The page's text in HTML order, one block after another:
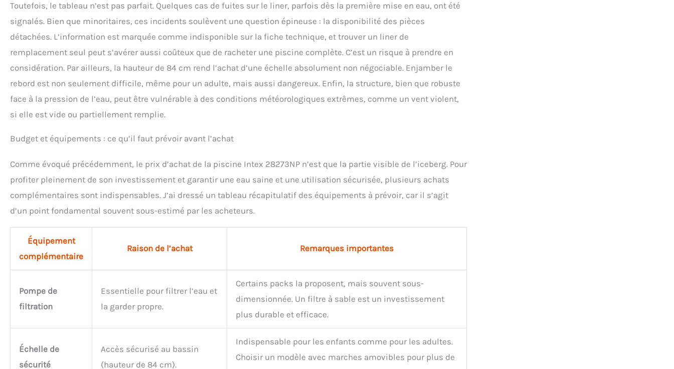
Toutefois, le tableau n’est pas parfait. Quelques cas de fuites sur le liner, parfois dès la première mise en eau, ont été
signalés. Bien que minoritaires, ces incidents soulèvent une question épineuse : la disponibilité des pièces
détachées. L’information est marquée comme indisponible sur la fiche technique, et trouver un liner de
remplacement seul peut s’avérer aussi coûteux que de racheter une piscine complète. C’est un risque à prendre en
considération. Par ailleurs, la hauteur de 84 cm rend l’achat d’une échelle absolument non négociable. Enjamber le
rebord est non seulement difficile, même pour un adulte, mais aussi dangereux. Enfin, la structure, bien que robuste
face à la pression de l’eau, peut être vulnérable à des conditions météorologiques extrêmes, comme un vent violent,
si elle est vide ou partiellement remplie.
Budget et équipements : ce qu’il faut prévoir avant l’achat
Comme évoqué précédemment, le prix d’achat de la piscine Intex 28273NP n’est que la partie visible de l’iceberg. Pour
profiter pleinement de son investissement et garantir une eau saine et une utilisation sécurisée, plusieurs achats
complémentaires sont indispensables. J’ai dressé un tableau récapitulatif des équipements à prévoir, car il s’agit
d’un point fondamental souvent sous-estimé par les acheteurs.
Équipement
complémentaire
Raison de l’achat Remarques importantes
Pompe de
filtration
Essentielle pour filtrer l’eau et
la garder propre.
Certains packs la proposent, mais souvent sous-
dimensionnée. Un filtre à sable est un investissement
plus durable et efficace.
Échelle de
sécurité
Accès sécurisé au bassin
(hauteur de 84 cm).
Indispensable pour les enfants comme pour les adultes.
Choisir un modèle avec marches amovibles pour plus de